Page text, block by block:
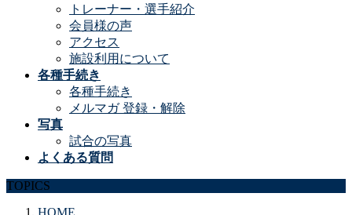
トレーナー・選手紹介
会員様の声
アクセス
施設利用について
各種手続き
各種手続き
メルマガ 登録・解除
写真
試合の写真
よくある質問
TOPICS
HOME